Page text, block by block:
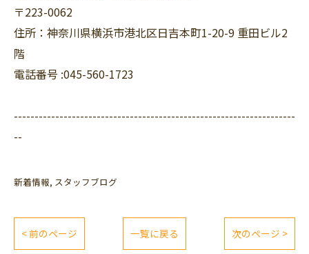
〒223-0062
住所：神奈川県横浜市港北区日吉本町1-20-9 重田ビル2
階
電話番号 :045-560-1723
--------------------------------------------------------------------
--
新着情報 スタッフブログ
< 前のページ 一覧に戻る 次のページ >